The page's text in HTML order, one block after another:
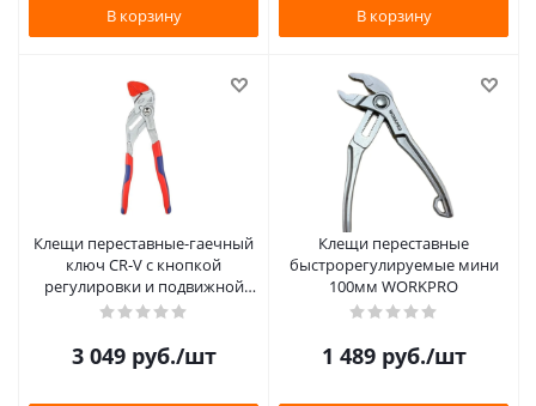
В корзину В корзину
Клещи переставные-гаечный
ключ CR-V с кнопкой
регулировки и подвижной
губкой 265мм WORKPRO
3 049руб./шт
Клещи переставные
быстрорегулируемые мини
100мм WORKPRO
1 489руб./шт